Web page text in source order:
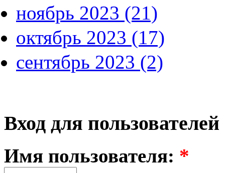
ноябрь 2023 (21)
октябрь 2023 (17)
сентябрь 2023 (2)
Вход для пользователей
Имя пользователя: *